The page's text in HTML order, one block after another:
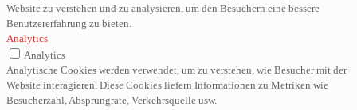
Website zu verstehen und zu analysieren, um den Besuchern eine bessere
Benutzererfahrung zu bieten.
Analytics
Analytics
Analytische Cookies werden verwendet, um zu verstehen, wie Besucher mit der
Website interagieren. Diese Cookies liefern Informationen zu Metriken wie
Besucherzahl, Absprungrate, Verkehrsquelle usw.